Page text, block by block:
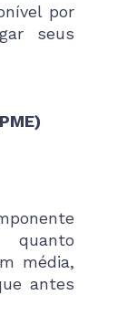
por
seus
média,
antes